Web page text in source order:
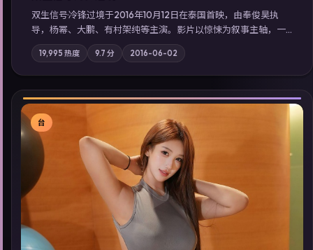
双生信号·冷锋过境于2016年10月12日在泰国首映，由奉俊昊执
导，杨幂、大鹏、有村架纯等主演。影片以惊悚为叙事主轴，一
场意外将众人卷入不可撤回的连锁反应；摄影与配乐强化地域气
质；站内亦可通过「国产免费观看高清电视剧在线看」延展检索
同类型高分佳作，畅享高清在线追剧体验。
19,995 热度 9.7 分 2016-06-02
▶
台